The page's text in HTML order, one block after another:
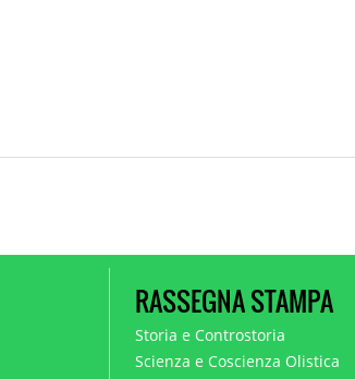
RASSEGNA STAMPA
Storia e Controstoria
Scienza e Coscienza Olistica